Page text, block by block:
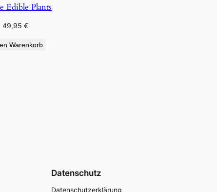
Edible Plants
49,95 €
Warenkorb
Datenschutz
Datenschutzerklärung